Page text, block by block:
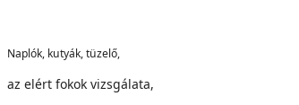
Naplók, kutyák, tüzelő,
az elért fokok vizsgálata,